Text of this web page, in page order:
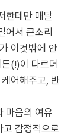
한테만 매달
어서 큰소리
이것밖에 안
(!)이 다르더
어해주고, 반
마음의 여유
감정적으로